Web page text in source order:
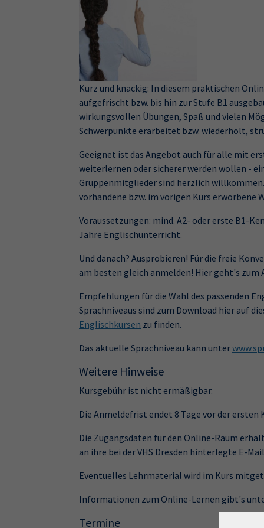
Kurz und knackig: In diesem praktischen
aufgefrischt bzw. bis hin zur Stufe B1
wirkungsvollen Übungen, Spaß und vielen
Schwerpunkte erarbeitet bzw. wiederholt,
Geeignet ist das Angebot auch für alle mit
weiterlernen oder sicherer werden wollen -
Gruppenmitglieder sind herzlich
vorhandene bzw. im vorigen Kurs erworbene
Voraussetzungen: mind. A2- oder erste B1-
Jahre Englischunterricht.
Und danach? Ausprobieren! Für die freie
am besten gleich anmelden! Hier geht's zum
Empfehlungen für die Wahl des passenden
Sprachniveaus sind zum Download hier auf
Englischkursen zu finden.
Das aktuelle Sprachniveau kann unter
Weitere Hinweise
Kursgebühr ist nicht ermäßigbar.
Die Anmeldefrist endet 8 Tage vor der ersten
Die Zugangsdaten für den Online-Raum
an ihre bei der VHS Dresden hinterlegte E-
Eventuelles Lehrmaterial wird im Kurs
Informationen zum Online-Lernen gibt's
Termine